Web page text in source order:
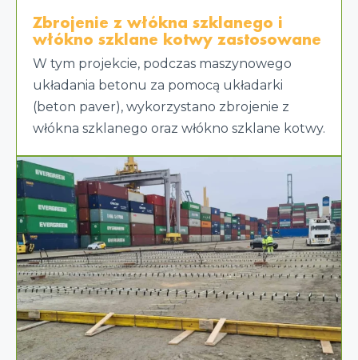
Zbrojenie z włókna szklanego i
włókno szklane kotwy zastosowane
W tym projekcie, podczas maszynowego
układania betonu za pomocą układarki
(beton paver), wykorzystano zbrojenie z
włókna szklanego oraz włókno szklane kotwy.